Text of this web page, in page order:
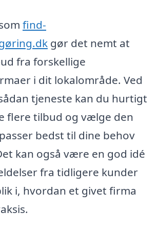
find-
gør det nemt at
fra forskellige
i dit lokalområde. Ved
tjeneste kan du hurtigt
flere tilbud og vælge den
bedst til dine behov
kan også være en god idé
fra tidligere kunder
i, hvordan et givet firma